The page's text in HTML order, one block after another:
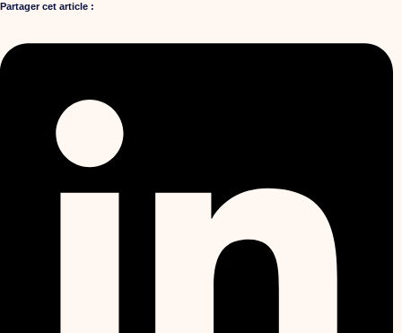
Partager cet article :